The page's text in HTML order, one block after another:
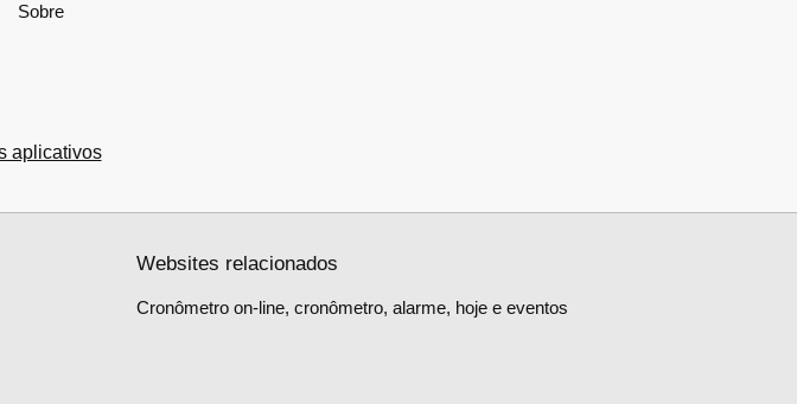
Sobre
aplicativos
Websites relacionados
Cronômetro on-line, cronômetro, alarme, hoje e eventos